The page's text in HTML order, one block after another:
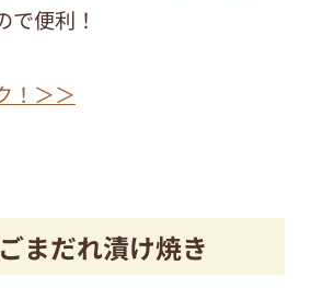
で便利！
！＞＞
まだれ漬け焼き